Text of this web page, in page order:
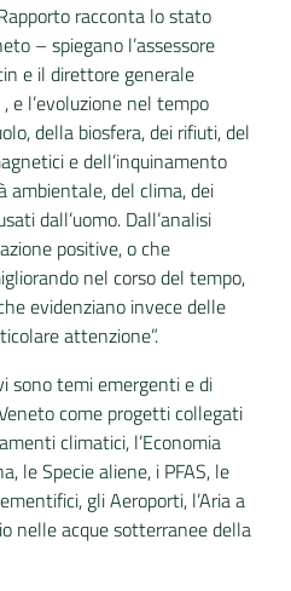
racconta lo stato
– spiegano l’assessore
e il direttore generale
e l’evoluzione nel tempo
della biosfera, dei rifiuti, del
e dell’inquinamento
ambientale, del clima, dei
dall’uomo. Dall’analisi
positive, o che
nel corso del tempo,
evidenziano invece delle
attenzione”.
sono temi emergenti e di
come progetti collegati
climatici, l’Economia
le Specie aliene, i PFAS, le
gli Aeroporti, l’Aria a
nelle acque sotterranee della